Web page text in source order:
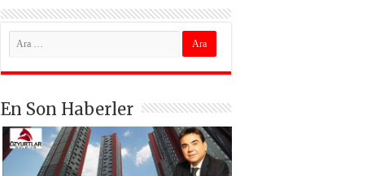
En Son Haberler